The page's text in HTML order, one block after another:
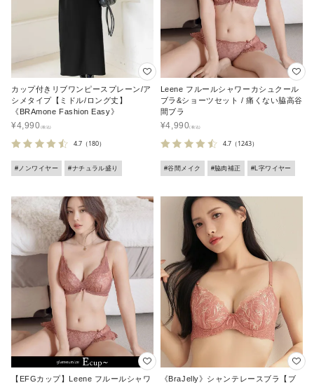
カップ付きリブワンピースプレーン/ア
シメタイプ【ミドル/ロング丈】
《BRAmone Fashion Easy》
¥4,990
4.7 （180）
#ノンワイヤー #ナチュラル盛り
Leene フルールシャワーカシュクール
ブラ&ショーツセット / 痛くない脇高谷
間ブラ
¥4,990
4.7（1243）
#谷間メイク #脇肉補正 #L字ワイヤー
【EFGカップ】Leene フルールシャワ
《BraJelly》シャンテレースブラ【ブ